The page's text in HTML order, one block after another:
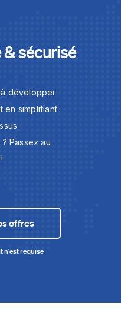
& sécurisé
développer
en simplifiant
Passez au
offres
n'est requise